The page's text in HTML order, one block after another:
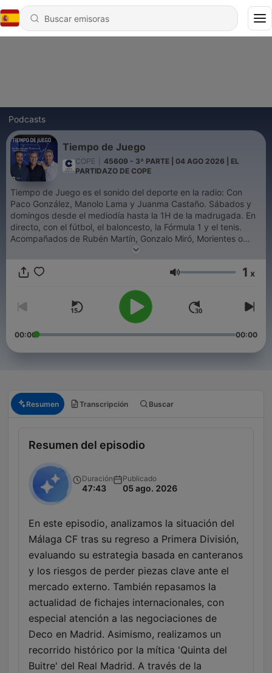
Podcasts
Tiempo de Juego
COPE
45609 - 3ª PARTE | 04 AGO 2026 | EL
PARTIDAZO DE COPE
Tiempo de Juego es el sonido del deporte en la radio: Con
Paco González, Manolo Lama y Juanma Castaño. Sábados y
domingos desde el mediodía hasta la 1H de la madrugada. En
directo, con el fútbol, el baloncesto, la Fórmula 1 y el tenis.
Acompañados de Rubén Martín, Gonzalo Miró, Morientes o
Volumen 1 x
00:00 00:00
Resumen Transcripción Buscar
Resumen del episodio
Duración
47:43
Publicado
05 ago. 2026
En este episodio, analizamos la situación del
Málaga CF tras su regreso a Primera División,
evaluando su estrategia basada en canteranos
y los riesgos de perder piezas clave ante el
mercado externo. También repasamos la
actualidad de fichajes internacionales, con
especial atención a las negociaciones de
Deco en Madrid. Asimismo, realizamos un
recorrido histórico por la mítica 'Quinta del
Buitre' del Real Madrid. A través de la